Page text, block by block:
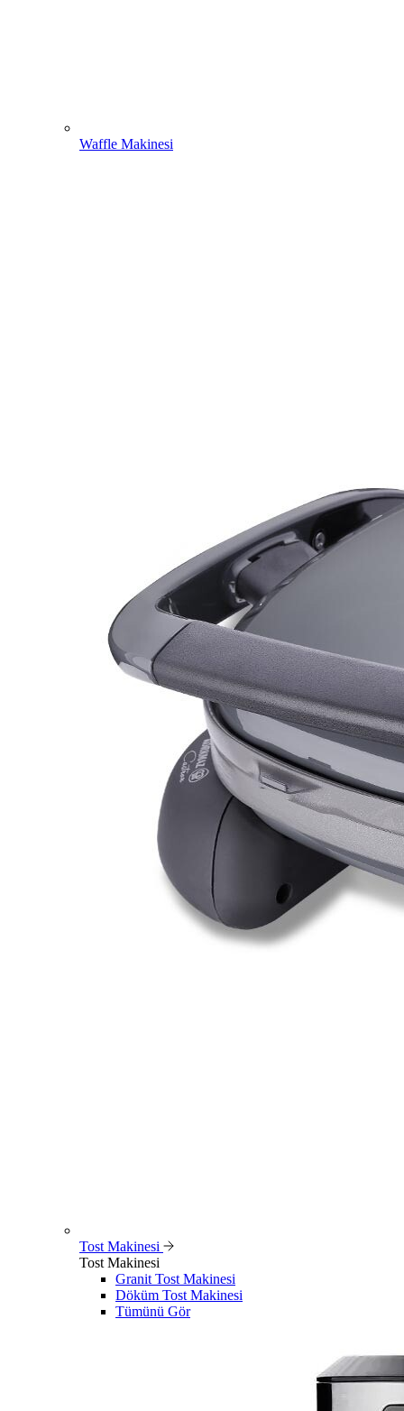
Waffle Makinesi
Tost Makinesi
Tost Makinesi
Granit Tost Makinesi
Döküm Tost Makinesi
Tümünü Gör